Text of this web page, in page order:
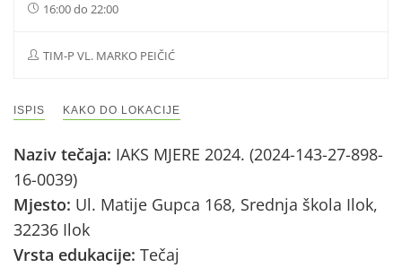
16:00 do 22:00
TIM-P VL. MARKO PEIČIĆ
ISPIS KAKO DO LOKACIJE
Naziv tečaja: IAKS MJERE 2024. (2024-143-27-898-
16-0039)
Mjesto: Ul. Matije Gupca 168, Srednja škola Ilok,
32236 Ilok
Vrsta edukacije: Tečaj